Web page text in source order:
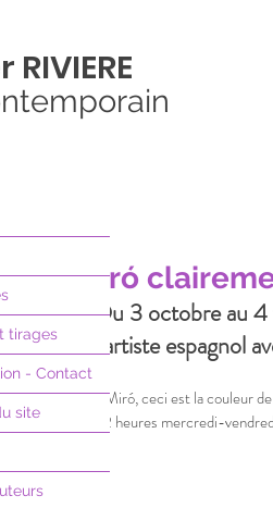
tirages
- Contact
site
RIVIERE
Miró
Du 3 octobre au 4
l’artiste espagnol
« Miró, ceci est la couleur
22 heures mercredi-